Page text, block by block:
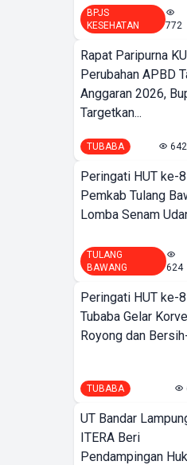
BPJS
KESEHATAN
772
Rapat Paripurna
Perubahan APBD
Anggaran 2026,
Targetkan...
TUBABA 642
Peringati HUT ke-
Pemkab Tulang
Lomba Senam
TULANG
BAWANG
624
Peringati HUT ke-
Tubaba Gelar
Royong dan
TUBABA
UT Bandar
ITERA Beri
Pendampingan